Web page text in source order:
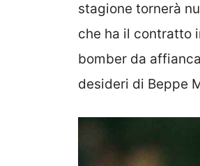
stagione tornerà
che ha il contratto
bomber da
desideri di Beppe